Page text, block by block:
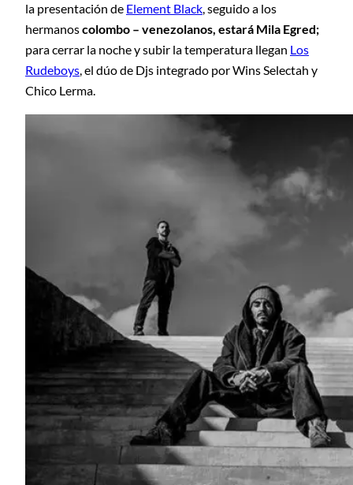
la presentación de Element Black, seguido a los
hermanoscolombo – venezolanos, estará Mila Egred;
para cerrar la noche y subir la temperatura llegan Los
Rudeboys, el dúo de Djs integrado por Wins Selectah y
Chico Lerma.